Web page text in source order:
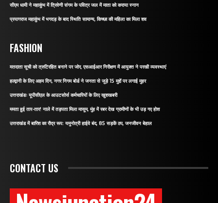
सीएम धामी ने महाकुंभ में त्रिवेणी संगम के पवित्र जल में माता को कराया स्नान
प्रयागराज महाकुंभ में भगदड़ के बाद स्थिति सामान्य, किच्छा की महिला का मिला शव
FASHION
मतदाता सूची को त्रुटिरहित बनाने पर जोर, एसआईआर निरीक्षण में आयुक्त ने परखी व्यवस्थाएं
हल्द्वानी के लिए अहम दिन, नगर निगम बोर्ड ने जनता से जुड़े 15 मुद्दों पर लगाई मुहर
उत्तराखंडः यूपीसीएल के आउटसोर्स कर्मचारियों के लिए खुशखबरी
ममता हुई तार-तार! नाले में तड़पता मिला मासूम, मुंह में रबर देख ग्रामीणों के भी उड़ गए होश
उत्तराखंड में बारिश का रौद्र रूप: यमुनोत्री हाईवे बंद, 85 सड़कें ठप, जनजीवन बेहाल
CONTACT US